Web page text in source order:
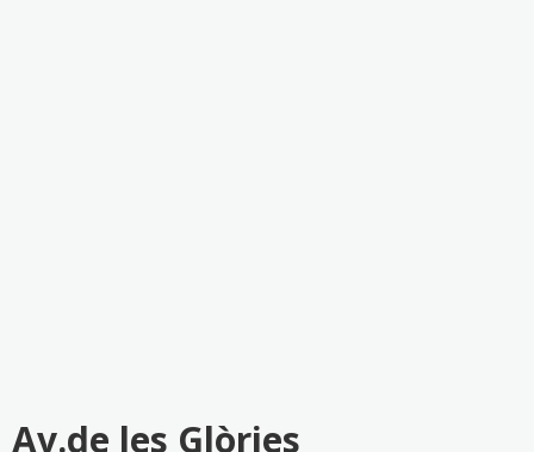
Av.de les Glòries